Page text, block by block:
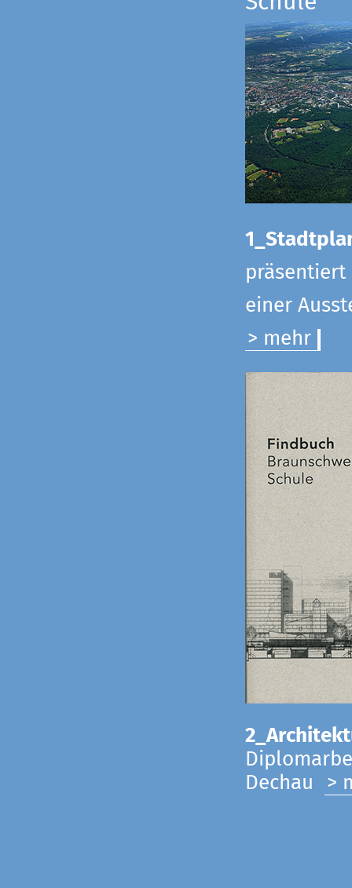
präsentiert
einer
> mehr
Dechau
>